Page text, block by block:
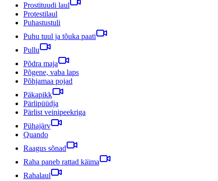
Prostituudi laul
Protestilaul
Puhastustuli
Puhu tuul ja tõuka paati
Pullu
Põdra maja
Põgene, vaba laps
Põhjamaa pojad
Päkapikk
Pärlipüüdja
Pärlist veinipeekriga
Pühajärv
Quando
Raagus sõnad
Raha paneb rattad käima
Rahalaul